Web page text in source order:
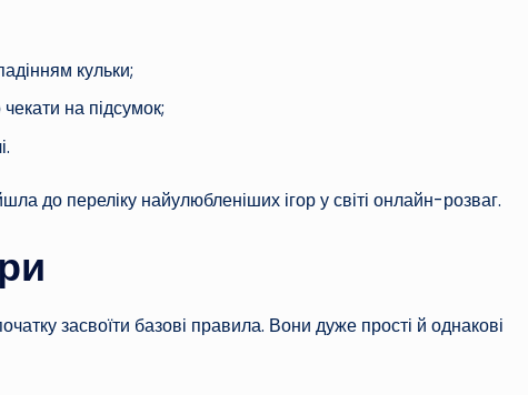
кульки;
на підсумок;
до переліку найулюбленіших ігор у світі онлайн-розваг.
засвоїти базові правила. Вони дуже прості й однакові